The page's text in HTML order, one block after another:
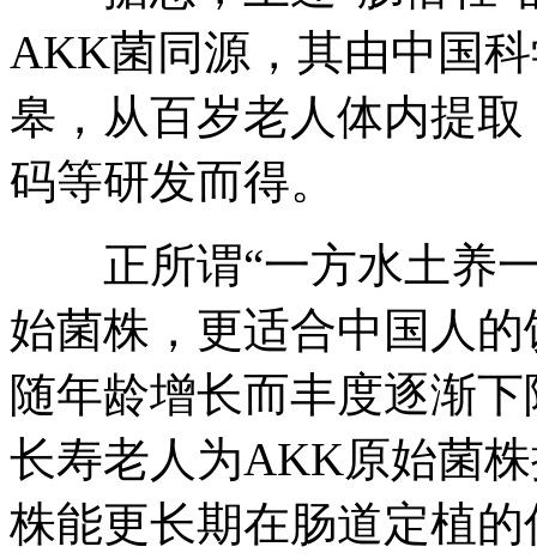
AKK菌同源，其由中国
皋，从百岁老人体内提
码等研发而得。
正所谓“一方水土养一
始菌株，更适合中国人
随年龄增长而丰度逐渐
长寿老人为AKK原始菌
株能更长期在肠道定植的